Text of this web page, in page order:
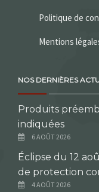
Politique de
Mentions
NOS DERNIÈRES
Produits
indiquées
6 AOÛT 2026
Éclipse du 12
de protection
4 AOÛT 2026